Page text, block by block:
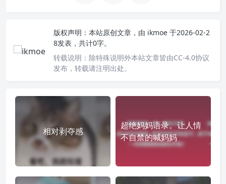
版权声明： 本站原创文章，由 ikmoe 于2026-02-2
8发表，共计0字。
转载说明： 除特殊说明外本站文章皆由CC-4.0协议
发布，转载请注明出处。
相对剥夺感
超绝妈妈语录。让人情
不自禁的喊妈妈